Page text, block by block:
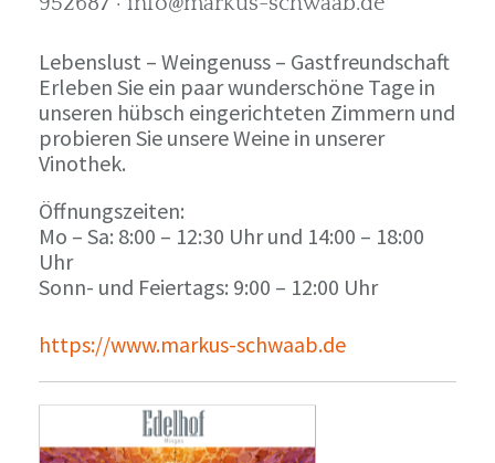
Lebenslust – Weingenuss – Gastfreundschaft
Erleben Sie ein paar wunderschöne Tage in
unseren hübsch eingerichteten Zimmern und
probieren Sie unsere Weine in unserer
Vinothek.
Öffnungszeiten:
Mo – Sa: 8:00 – 12:30 Uhr und 14:00 – 18:00
Uhr
Sonn- und Feiertags: 9:00 – 12:00 Uhr
https://www.markus-schwaab.de